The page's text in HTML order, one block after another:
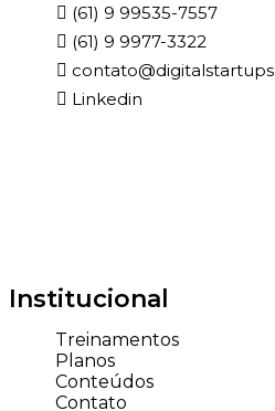
(61) 9 99535-7557
(61) 9 9977-3322
Linkedin
Institucional​
Treinamentos
Planos
Conteúdos
Contato